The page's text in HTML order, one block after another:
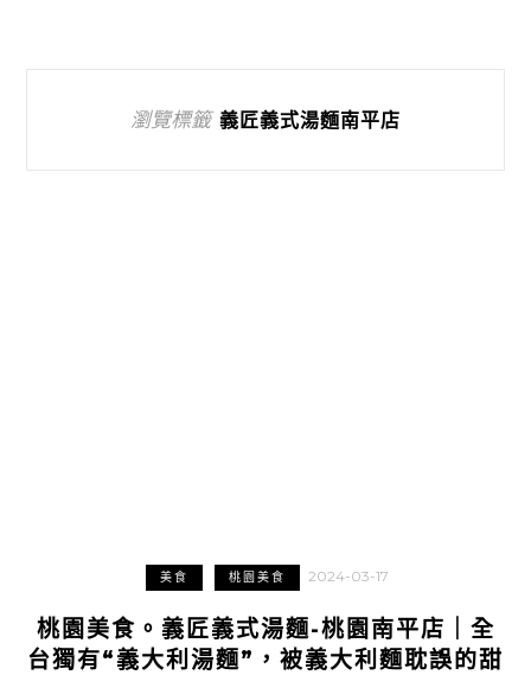
瀏覽標籤 義匠義式湯麵南平店
美食 桃園美食 2024-03-17
桃園美食。義匠義式湯麵-桃園南平店｜全
台獨有“義大利湯麵”，被義大利麵耽誤的甜